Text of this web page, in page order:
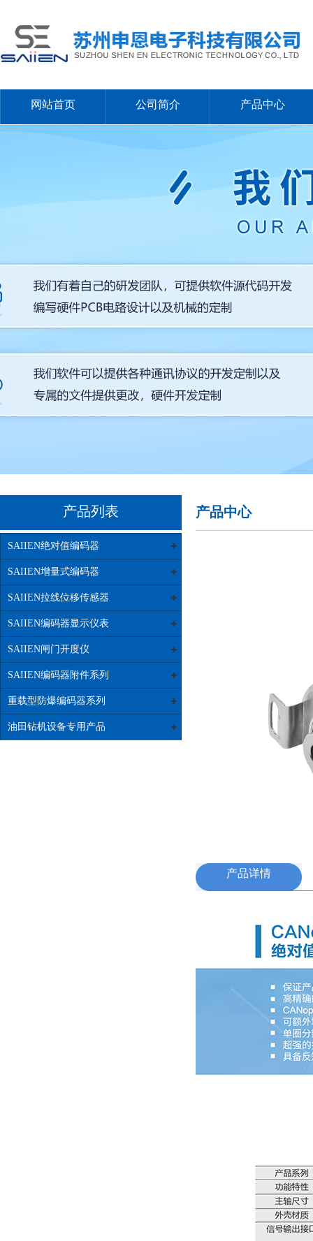
网站首页 公司简介 产品中心
产品列表
SAIIEN绝对值编码器
SAIIEN增量式编码器
SAIIEN拉线位移传感器
SAIIEN编码器显示仪表
SAIIEN闸门开度仪
SAIIEN编码器附件系列
重载型防爆编码器系列
油田钻机设备专用产品
产品中心
产品详情